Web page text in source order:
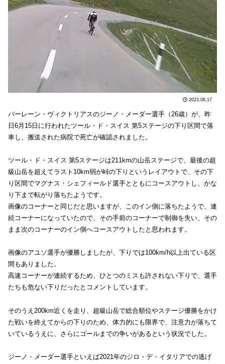
2023.06.17
バーレーン・ヴィクトリアスのジーノ・メーダー選手（26歳）が、昨
日6月15日に行われたツール・ド・スイス 第5ステージの下り区間で落
車し、搬送された病院で死亡が確認されました。
ツール・ド・スイス 第5ステージは211kmの山岳ステージで、最後の超
級山岳を超えてラスト10km弱が峠の下りというレイアウトで、その下
り区間でマグナス・シェフィールド選手とともにコースアウトし、かな
り下まで転がり落ちたようです。
画像のコーナーと同じだと思いますが、このイン側に落ちたようで、連
続コーナーになっていたので、その手前のコーナーで制御を失い、その
まま次のコーナーのイン側へコースアウトしたと思われます。
画像のアユソ選手が優勝しましたが、下りでは100km/h以上出ている区
間もありました。
高速コーナーが連続するため、ひとつのミスも許されない下りで、選手
たちも危ない下りだったとコメントしています。
そのうえ200km近くを走り、超級山岳で総合順位やステージ優勝をかけ
た戦いを終えてからの下りのため、体力的にも限界で、注意力が落ちて
いているうえに、さらにゴールまでの争いがあるという状況でした。
ジーノ・メーダー選手といえば2021年のジロ・デ・イタリアでの逃げ